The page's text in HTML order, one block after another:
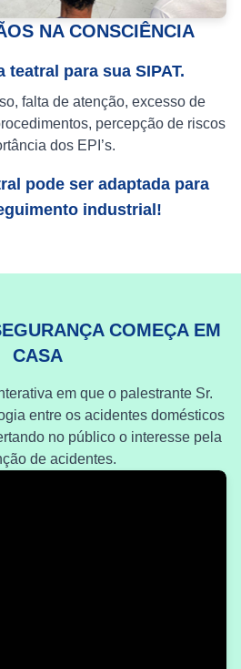
NA CONSCIÊNCIA
teatral para sua SIPAT.
falta de atenção, excesso de
percepção de riscos
dos EPI’s.
pode ser adaptada para
industrial!
COMEÇA EM
CASA
em que o palestrante Sr.
entre os acidentes domésticos
no público o interesse pela
de acidentes.